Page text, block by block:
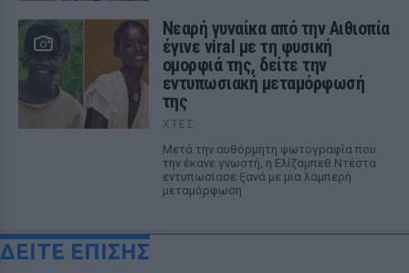
Νεαρή γυναίκα από την Αιθιοπία
έγινε viral με τη φυσική
ομορφιά της, δείτε την
εντυπωσιακή μεταμόρφωσή
της
ΧΤΕΣ
Μετά την αυθόρμητη φωτογραφία που
την έκανε γνωστή, η Ελίζαμπεθ Ντέστα
εντυπωσίασε ξανά με μια λαμπερή
μεταμόρφωση
ΔΕΙΤΕ ΕΠΙΣΗΣ